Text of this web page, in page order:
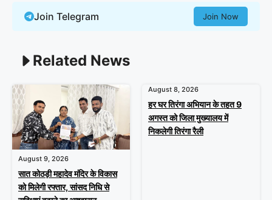
Join Telegram Join Now
Related News
August 9, 2026
सात कोठड़ी महादेव मंदिर के विकास
को मिलेगी रफ्तार, सांसद निधि से
August 8, 2026
हर घर तिरंगा अभियान के तहत 9
अगस्त को जिला मुख्यालय में
निकलेगी तिरंगा रैली